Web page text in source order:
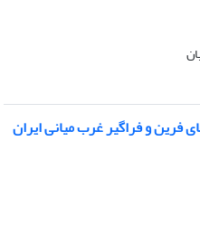
فرین و فراگیر غرب میانی ایران